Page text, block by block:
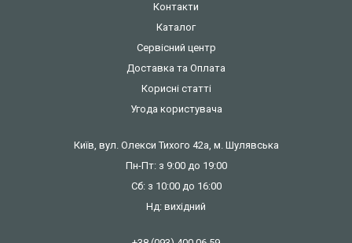
Контакти
Каталог
Сервісний центр
Доставка та Оплата
Корисні статті
Угода користувача
Київ, вул. Олекси Тихого 42а, м. Шулявська
Пн-Пт: з 9:00 до 19:00
Сб: з 10:00 до 16:00
Нд: вихідний